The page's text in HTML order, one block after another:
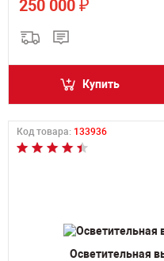
250 000 ₽
Купить
Код товара: 133936
Осветительная